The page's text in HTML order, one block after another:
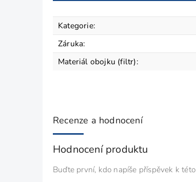
Kategorie:
Záruka:
Materiál obojku (filtr):
Recenze a hodnocení
Hodnocení produktu
Buďte první, kdo napíše příspěvek k